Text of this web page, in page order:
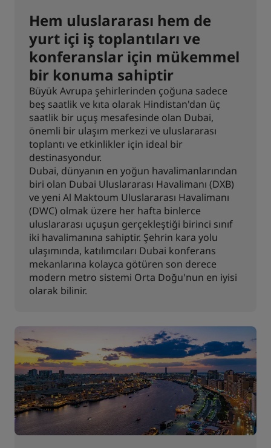
Hem uluslararası hem de
yurt içi iş toplantıları ve
konferanslar için mükemmel
bir konuma sahiptir
Büyük Avrupa şehirlerinden çoğuna sadece
beş saatlik ve kıta olarak Hindistan'dan üç
saatlik bir uçuş mesafesinde olan Dubai,
önemli bir ulaşım merkezi ve uluslararası
toplantı ve etkinlikler için ideal bir
destinasyondur.
Dubai, dünyanın en yoğun havalimanlarından
biri olan Dubai Uluslararası Havalimanı (DXB)
ve yeni Al Maktoum Uluslararası Havalimanı
(DWC) olmak üzere her hafta binlerce
uluslararası uçuşun gerçekleştiği birinci sınıf
iki havalimanına sahiptir. Şehrin kara yolu
ulaşımında, katılımcıları Dubai konferans
mekanlarına kolayca götüren son derece
modern metro sistemi Orta Doğu'nun en iyisi
olarak bilinir.